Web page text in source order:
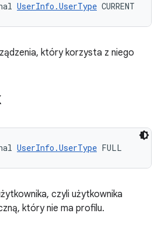
UserInfo.UserType CURRENT
który korzysta z niego
UserInfo.UserType FULL
czyli użytkownika
który nie ma profilu.